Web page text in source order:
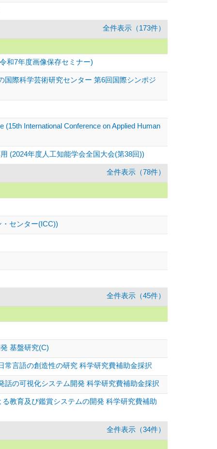
全件表示（173件）
和7年度画像保存セミナー)
際科学芸術研究センター 第6回国際シンポジ
International Conference on Applied Human
(2024年度人工知能学会全国大会(第38回))
全件表示（78件）
センター(ICC))
全件表示（45件）
基盤研究(C)
常言語の創造性の研究 科学研究費補助金採択
話の可視化システム開発 科学研究費補助金採択
教育及び鑑賞システムの開発 科学研究費補助
全件表示（34件）